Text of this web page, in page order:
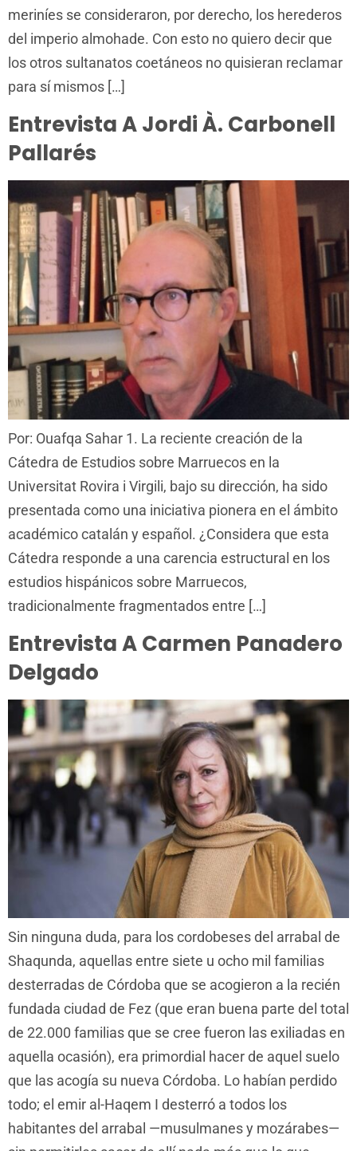
meriníes se consideraron, por derecho, los herederos
del imperio almohade. Con esto no quiero decir que
los otros sultanatos coetáneos no quisieran reclamar
para sí mismos […]
Entrevista A Jordi À. Carbonell
Pallarés
Por: Ouafqa Sahar 1. La reciente creación de la
Cátedra de Estudios sobre Marruecos en la
Universitat Rovira i Virgili, bajo su dirección, ha sido
presentada como una iniciativa pionera en el ámbito
académico catalán y español. ¿Considera que esta
Cátedra responde a una carencia estructural en los
estudios hispánicos sobre Marruecos,
tradicionalmente fragmentados entre […]
Entrevista A Carmen Panadero
Delgado
Sin ninguna duda, para los cordobeses del arrabal de
Shaqunda, aquellas entre siete u ocho mil familias
desterradas de Córdoba que se acogieron a la recién
fundada ciudad de Fez (que eran buena parte del total
de 22.000 familias que se cree fueron las exiliadas en
aquella ocasión), era primordial hacer de aquel suelo
que las acogía su nueva Córdoba. Lo habían perdido
todo; el emir al-Haqem I desterró a todos los
habitantes del arrabal —musulmanes y mozárabes—